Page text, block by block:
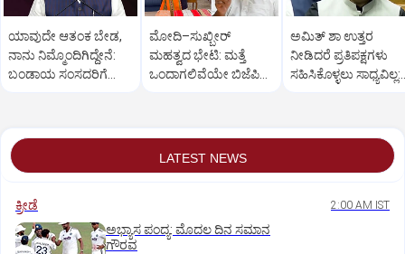
ಯಾವುದೇ ಆತಂಕ ಬೇಡ,
ನಾನು ನಿಮ್ಮೊಂದಿಗಿದ್ದೇನೆ:
ಬಂಡಾಯ ಸಂಸದರಿಗೆ
ಮೋದಿ–ಸುಖ್ಬೀರ್
ಮಹತ್ವದ ಭೇಟಿ: ಮತ್ತೆ
ಒಂದಾಗಲಿವೆಯೇ ಬಿಜೆಪಿ–
ಅಮಿತ್ ಶಾ ಉತ್ತರ
ನೀಡಿದರೆ ಪ್ರತಿಪಕ್ಷಗಳು
ಸಹಿಸಿಕೊಳ್ಳಲು ಸಾಧ್ಯವಿಲ್ಲ:
LATEST NEWS
ಕ್ರೀಡೆ 2:00 AM IST
ಅಭ್ಯಾಸ ಪಂದ್ಯ: ಮೊದಲ ದಿನ ಸಮಾನ
ಗೌರವ